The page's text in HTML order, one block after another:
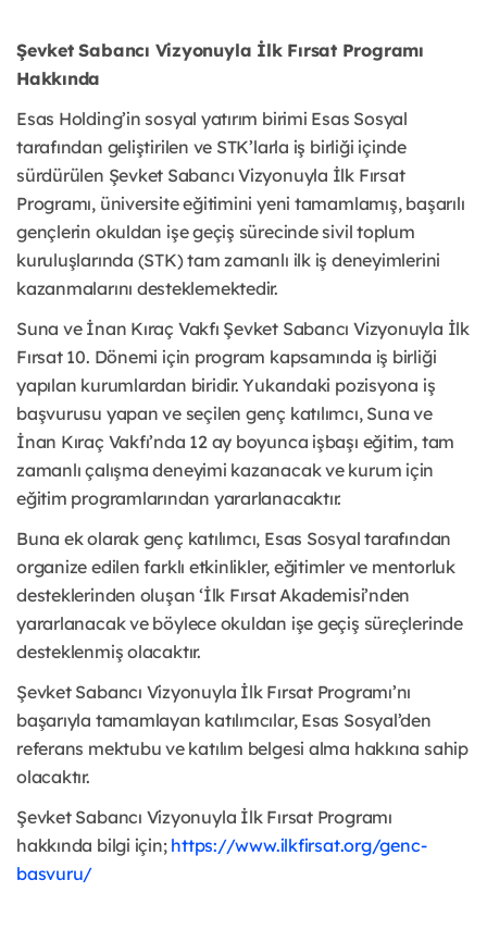
Şevket Sabancı Vizyonuyla İlk Fırsat Programı
Hakkında
Esas Holding’in sosyal yatırım birimi Esas Sosyal
tarafından geliştirilen ve STK’larla iş birliği içinde
sürdürülen Şevket Sabancı Vizyonuyla İlk Fırsat
Programı, üniversite eğitimini yeni tamamlamış, başarılı
gençlerin okuldan işe geçiş sürecinde sivil toplum
kuruluşlarında (STK) tam zamanlı ilk iş deneyimlerini
kazanmalarını desteklemektedir.
Suna ve İnan Kıraç Vakfı Şevket Sabancı Vizyonuyla İlk
Fırsat 10. Dönemi için program kapsamında iş birliği
yapılan kurumlardan biridir. Yukarıdaki pozisyona iş
başvurusu yapan ve seçilen genç katılımcı, Suna ve
İnan Kıraç Vakfı’nda 12 ay boyunca işbaşı eğitim, tam
zamanlı çalışma deneyimi kazanacak ve kurum için
eğitim programlarından yararlanacaktır.
Buna ek olarak genç katılımcı, Esas Sosyal tarafından
organize edilen farklı etkinlikler, eğitimler ve mentorluk
desteklerinden oluşan ‘İlk Fırsat Akademisi’nden
yararlanacak ve böylece okuldan işe geçiş süreçlerinde
desteklenmiş olacaktır.
Şevket Sabancı Vizyonuyla İlk Fırsat Programı’nı
başarıyla tamamlayan katılımcılar, Esas Sosyal’den
referans mektubu ve katılım belgesi alma hakkına sahip
olacaktır.
Şevket Sabancı Vizyonuyla İlk Fırsat Programı
hakkında bilgi için; https://www.ilkfirsat.org/genc-
basvuru/